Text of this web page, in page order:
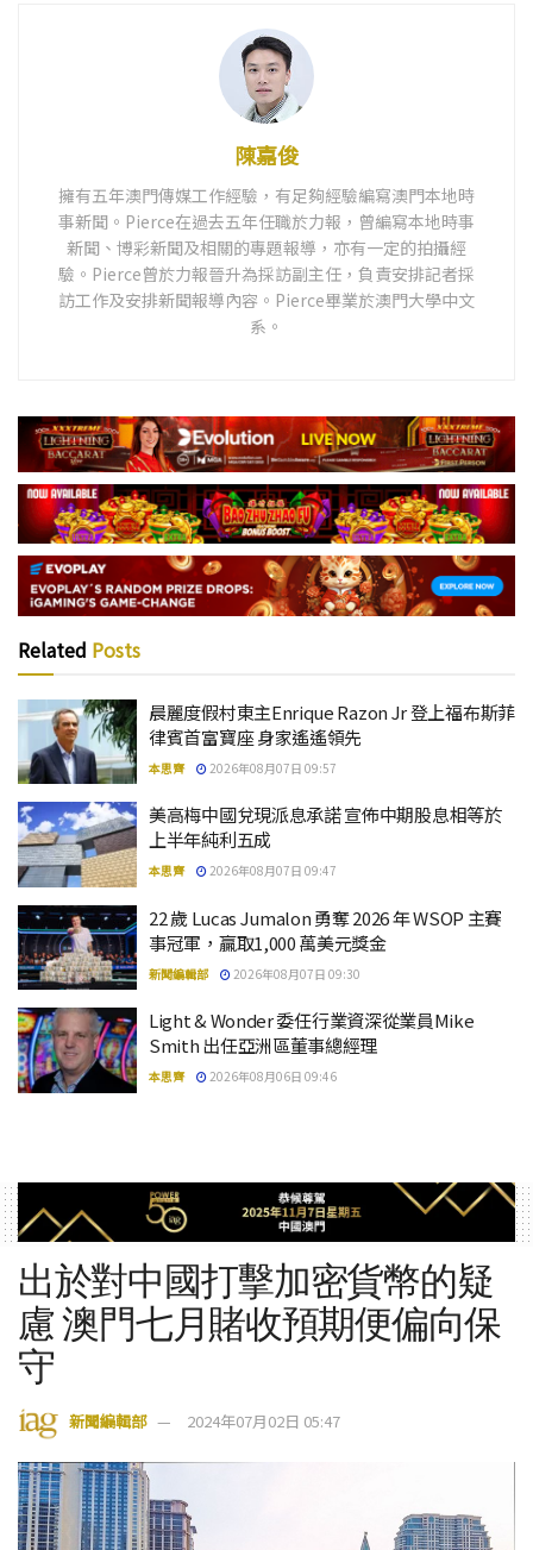
陳嘉俊
擁有五年澳門傳媒工作經驗，有足夠經驗編寫澳門本地時
事新聞。Pierce在過去五年任職於力報，曾編寫本地時事
新聞、博彩新聞及相關的專題報導，亦有一定的拍攝經
驗。Pierce曾於力報晉升為採訪副主任，負責安排記者採
訪工作及安排新聞報導內容。Pierce畢業於澳門大學中文
系。
Related Posts
晨麗度假村東主Enrique Razon Jr 登上福布斯菲
律賓首富寶座 身家遙遙領先
本思齊 2026年08月07日 09:57
美高梅中國兌現派息承諾 宣佈中期股息相等於
上半年純利五成
本思齊 2026年08月07日 09:47
22 歲 Lucas Jumalon 勇奪 2026 年 WSOP 主賽
事冠軍，贏取1,000 萬美元獎金
新聞編輯部 2026年08月07日 09:30
Light & Wonder 委任行業資深從業員Mike
Smith 出任亞洲區董事總經理
本思齊 2026年08月06日 09:46
出於對中國打擊加密貨幣的疑
慮 澳門七月賭收預期便偏向保
守
新聞編輯部 2024年07月02日 05:47